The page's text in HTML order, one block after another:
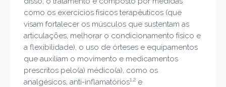
como os exercícios físicos terapêuticos (que
visam fortalecer os músculos que sustentam as
articulações, melhorar o condicionamento físico e
a flexibilidade), o uso de órteses e equipamentos
que auxiliam o movimento e medicamentos
prescritos pelo(a) médico(a), como os
analgésicos, anti-inflamatórios1,2e